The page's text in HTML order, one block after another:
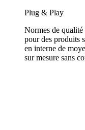
Plug & Play
Normes de
pour des produits
en interne de
sur mesure sans